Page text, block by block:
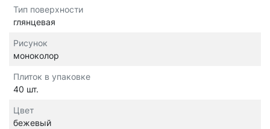
Тип поверхности
глянцевая
Рисунок
моноколор
Плиток в упаковке
40 шт.
Цвет
бежевый